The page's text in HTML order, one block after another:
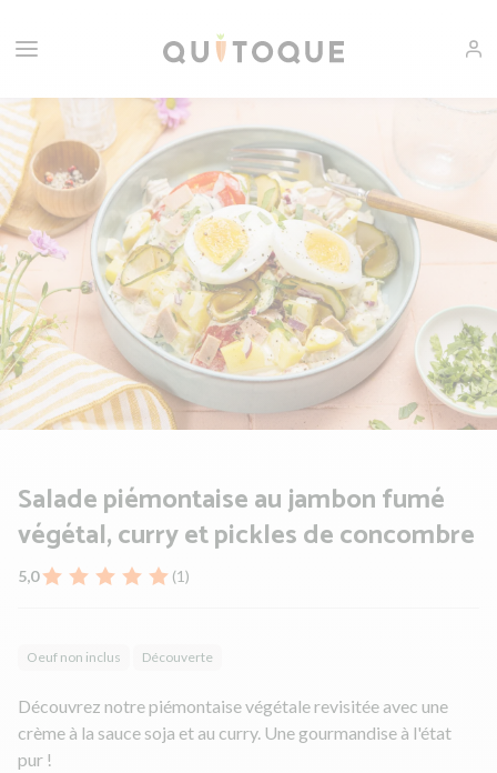
Salade piémontaise au jambon fumé
végétal, curry et pickles de concombre
5,0 (1)
Oeuf non inclus Découverte
Découvrez notre piémontaise végétale revisitée avec une
crème à la sauce soja et au curry. Une gourmandise à l'état
pur !